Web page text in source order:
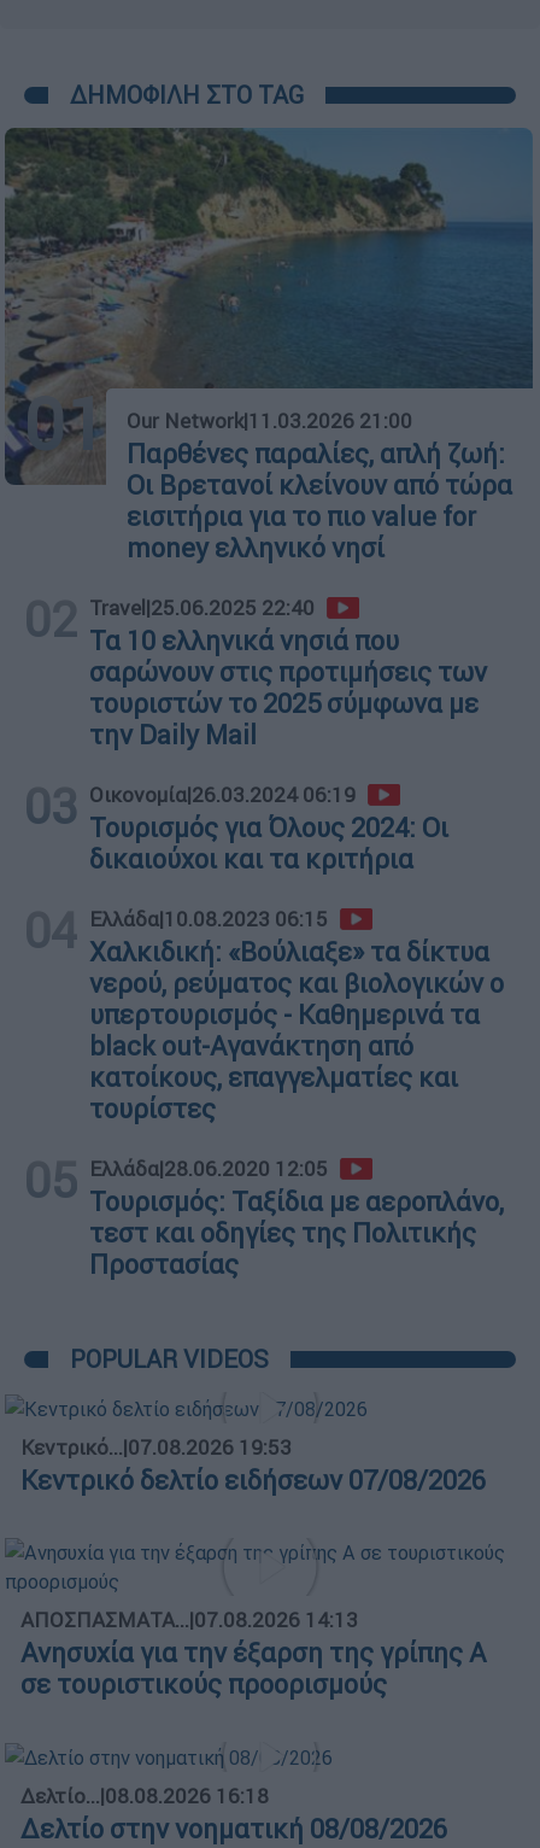
ΔΗΜΟΦΙΛΗ ΣΤΟ TAG
01 Our Network|11.03.2026 21:00
Παρθένες παραλίες, απλή ζωή:
Οι Βρετανοί κλείνουν από τώρα
εισιτήρια για το πιο value for
money ελληνικό νησί
02 Travel |25.06.2025 22:40
Τα 10 ελληνικά νησιά που
σαρώνουν στις προτιμήσεις των
τουριστών το 2025 σύμφωνα με
την Daily Mail
03 Οικονομία|26.03.2024 06:19
Τουρισμός για Όλους 2024: Οι
δικαιούχοι και τα κριτήρια
04 Ελλάδα|10.08.2023 06:15
Χαλκιδική: «Βούλιαξε» τα δίκτυα
νερού, ρεύματος και βιολογικών ο
υπερτουρισμός - Καθημερινά τα
black out-Αγανάκτηση από
κατοίκους, επαγγελματίες και
τουρίστες
05 Ελλάδα|28.06.2020 12:05
Τουρισμός: Ταξίδια με αεροπλάνο,
τεστ και οδηγίες της Πολιτικής
Προστασίας
POPULAR VIDEOS
Κεντρικό...|07.08.2026 19:53
Κεντρικό δελτίο ειδήσεων 07/08/2026
ΑΠΟΣΠΑΣΜΑΤΑ...|07.08.2026 14:13
Ανησυχία για την έξαρση της γρίπης Α
σε τουριστικούς προορισμούς
Δελτίο...|08.08.2026 16:18
Δελτίο στην νοηματική 08/08/2026